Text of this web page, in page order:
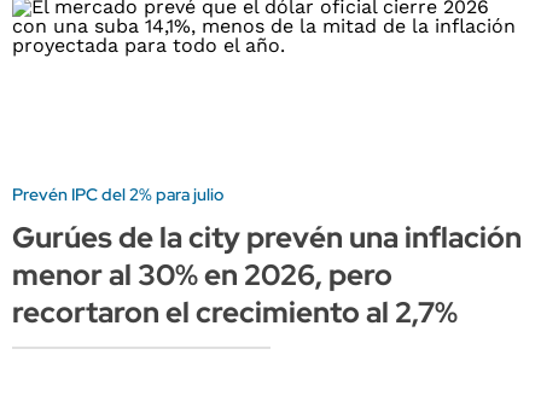
Prevén IPC del 2% para julio
Gurúes de la city prevén una inflación
menor al 30% en 2026, pero
recortaron el crecimiento al 2,7%